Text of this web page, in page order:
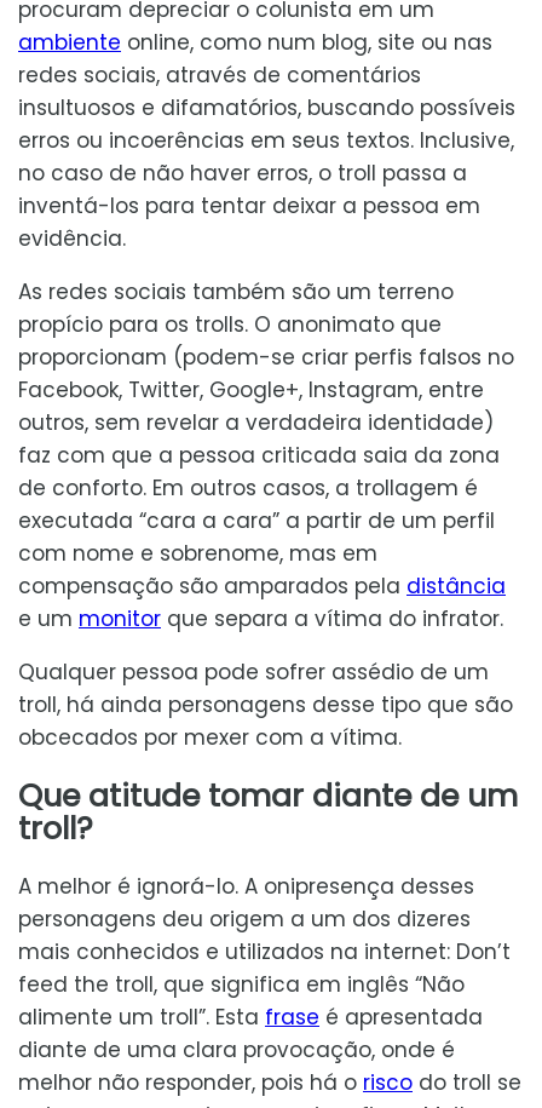
procuram depreciar o colunista em um
ambiente online, como num blog, site ou nas
redes sociais, através de comentários
insultuosos e difamatórios, buscando possíveis
erros ou incoerências em seus textos. Inclusive,
no caso de não haver erros, o troll passa a
inventá-los para tentar deixar a pessoa em
evidência.
As redes sociais também são um terreno
propício para os trolls. O anonimato que
proporcionam (podem-se criar perfis falsos no
Facebook, Twitter, Google+, Instagram, entre
outros, sem revelar a verdadeira identidade)
faz com que a pessoa criticada saia da zona
de conforto. Em outros casos, a trollagem é
executada “cara a cara” a partir de um perfil
com nome e sobrenome, mas em
compensação são amparados pela distância
e um monitor que separa a vítima do infrator.
Qualquer pessoa pode sofrer assédio de um
troll, há ainda personagens desse tipo que são
obcecados por mexer com a vítima.
Que atitude tomar diante de um
troll?
A melhor é ignorá-lo. A onipresença desses
personagens deu origem a um dos dizeres
mais conhecidos e utilizados na internet: Don’t
feed the troll, que significa em inglês “Não
alimente um troll”. Esta frase é apresentada
diante de uma clara provocação, onde é
melhor não responder, pois há o risco do troll se